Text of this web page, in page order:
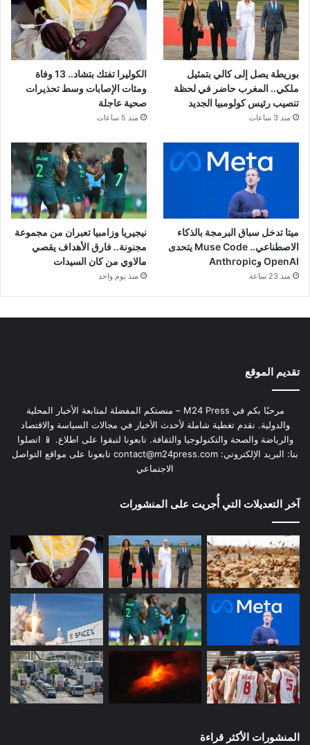
بوريطة يصل إلى كالي بتمثيل
ملكي.. المغرب حاضر في لحظة
تنصيب رئيس كولومبيا الجديد
منذ 3 ساعات
الكوليرا تفتك بتشاد.. 13 وفاة
ومئات الإصابات وسط تحذيرات
صحية عاجلة
منذ 5 ساعات
ميتا تدخل سباق البرمجة بالذكاء
الاصطناعي.. Muse Code يتحدى
OpenAI وAnthropic
منذ 23 ساعة
نيجيريا وزامبيا تعبران من مجموعة
مجنونة.. فارق الأهداف يقصي
مالاوي من كان السيدات
منذ يوم واحد
تقديم الموقع
مرحبًا بكم في M24 Press – منصتكم المفضلة لمتابعة الأخبار المحلية
والدولية. نقدم تغطية شاملة لأحدث الأخبار في مجالات السياسة والاقتصاد
والرياضة والصحة والتكنولوجيا والثقافة. تابعونا لتبقوا على اطلاع. 📱 اتصلوا
بنا: البريد الإلكتروني: contact@m24press.com تابعونا على مواقع التواصل
الاجتماعي
آخر التعديلات التي أُجريت على المنشورات
المنشورات الأكثر قراءة